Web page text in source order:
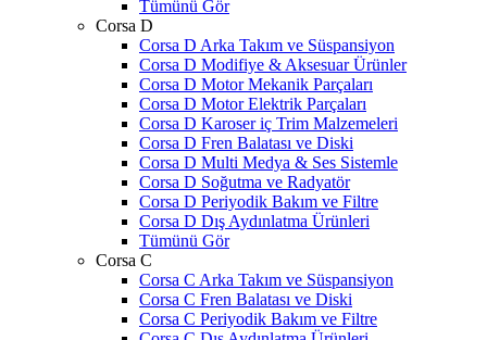
Tümünü Gör
Corsa D
Corsa D Arka Takım ve Süspansiyon
Corsa D Modifiye & Aksesuar Ürünler
Corsa D Motor Mekanik Parçaları
Corsa D Motor Elektrik Parçaları
Corsa D Karoser iç Trim Malzemeleri
Corsa D Fren Balatası ve Diski
Corsa D Multi Medya & Ses Sistemle
Corsa D Soğutma ve Radyatör
Corsa D Periyodik Bakım ve Filtre
Corsa D Dış Aydınlatma Ürünleri
Tümünü Gör
Corsa C
Corsa C Arka Takım ve Süspansiyon
Corsa C Fren Balatası ve Diski
Corsa C Periyodik Bakım ve Filtre